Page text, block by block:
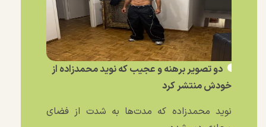
دو تصویر برهنه و عجیب که نوید محمدزاده از
خودش منتشر کرد
نوید محمدزاده که مدت‌ها به شدت از فضای